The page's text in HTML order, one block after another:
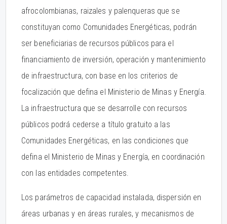
afrocolombianas, raizales y palenqueras que se
constituyan como Comunidades Energéticas, podrán
ser beneficiarias de recursos públicos para el
financiamiento de inversión, operación y mantenimiento
de infraestructura, con base en los criterios de
focalización que defina el Ministerio de Minas y Energía.
La infraestructura que se desarrolle con recursos
públicos podrá cederse a título gratuito a las
Comunidades Energéticas, en las condiciones que
defina el Ministerio de Minas y Energía, en coordinación
con las entidades competentes.
Los parámetros de capacidad instalada, dispersión en
áreas urbanas y en áreas rurales, y mecanismos de